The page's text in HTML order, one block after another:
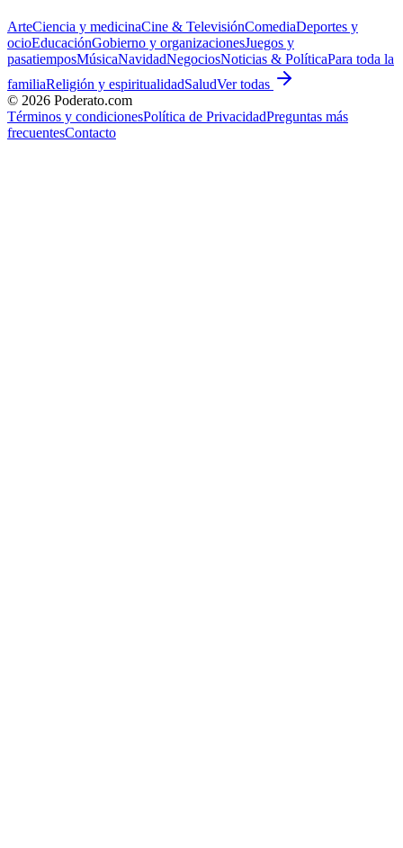
ArteCiencia y medicinaCine & TelevisiónComediaDeportes y
ocioEducaciónGobierno y organizacionesJuegos y
pasatiemposMúsicaNavidadNegociosNoticias & PolíticaPara toda la
familiaReligión y espiritualidadSaludVer todas
© 2026 Poderato.com
Términos y condicionesPolítica de PrivacidadPreguntas más
frecuentesContacto